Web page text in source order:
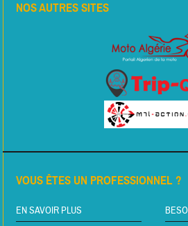
NOS AUTRES SITES
VOUS ÊTES UN PROFESSIONNEL ?
EN SAVOIR PLUS